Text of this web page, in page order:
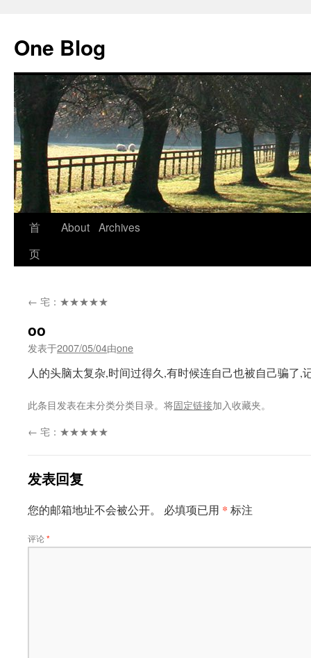
正
文
One Blog
首
页
About Archives
← 宅：★★★★★
oo
发表于2007/05/04由one
人的头脑太复杂,时间过得久,有时候连自己也被自己骗
此条目发表在未分类分类目录。将固定链接加入收藏夹。
← 宅：★★★★★
发表回复
您的邮箱地址不会被公开。 必填项已用 * 标注
评论*